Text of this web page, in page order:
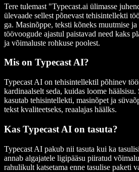
Tere tulemast "Typecast.ai ülimasse
ülevaade sellest põnevast tehisintellekti
ga. Masinõppe, teksti kõneks muutmise ja
töövoogude ajastul paistavad need kaks
ja võimaluste rohkuse poolest.
Mis on Typecast AI?
Typecast AI on tehisintellektil põhinev
kardinaalselt seda, kuidas loome
kasutab tehisintellekti, masinõpet ja
tekst kvaliteetseks, reaalajas häälks.
Kas Typecast AI on tasuta?
Typecast AI pakub nii tasuta kui ka
annab algajatele ligipääsu piiratud
rahulikult katsetama enne tasulise paketi